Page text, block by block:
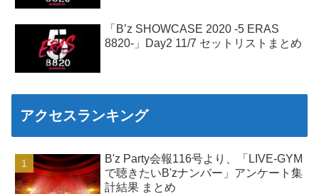
「B’z SHOWCASE 2020 -5 ERAS
8820-」Day2 11/7 セットリストまとめ
アクセスランキング
B'z Party会報116号より、「LIVE-GYM
で聴きたいB'zナンバー」アンケート集
計結果 まとめ